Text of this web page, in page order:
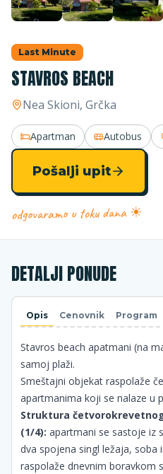
Last Minute
STAVROS BEACH
Nea Skioni, Grčka
Apartman Autobus
Pošalji upit
odgovaramo u toku dana ☀
DETALJI PONUDE
Opis Cenovnik Program
Stavros beach apatmani (na
samoj plaži.
Smeštajni objekat raspolaže
apartmanima koji se nalaze u
Struktura
(1/4): apartmani se sastoje iz
dva spojena singl ležaja, soba
raspolaže dnevnim boravkom